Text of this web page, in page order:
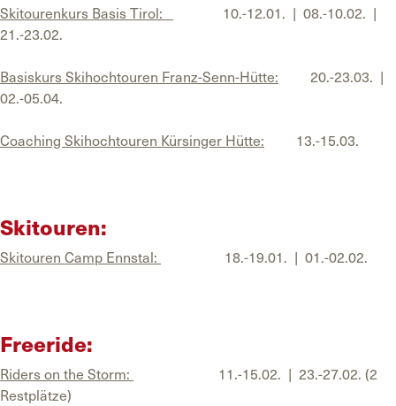
Skitourenkurs Basis Tirol:
10.-12.01. | 08.-10.02. |
21.-23.02.
Basiskurs Skihochtouren Franz-Senn-Hütte: 20.-23.03. |
02.-05.04.
Coaching Skihochtouren Kürsinger Hütte: 13.-15.03.
Skitouren:
Skitouren Camp Ennstal: 18.-19.01. | 01.-02.02.
Freeride:
Riders on the Storm:
11.-15.02. | 23.-27.02. (2
Restplätze)